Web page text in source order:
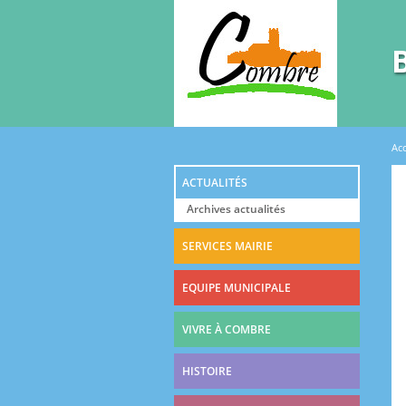
ACTUALITÉS
Archives actualités
SERVICES MAIRIE
EQUIPE MUNICIPALE
VIVRE À COMBRE
HISTOIRE